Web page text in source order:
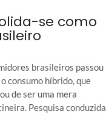
se como
brasileiros passou
consumo híbrido, que
de ser uma mera
Pesquisa conduzida